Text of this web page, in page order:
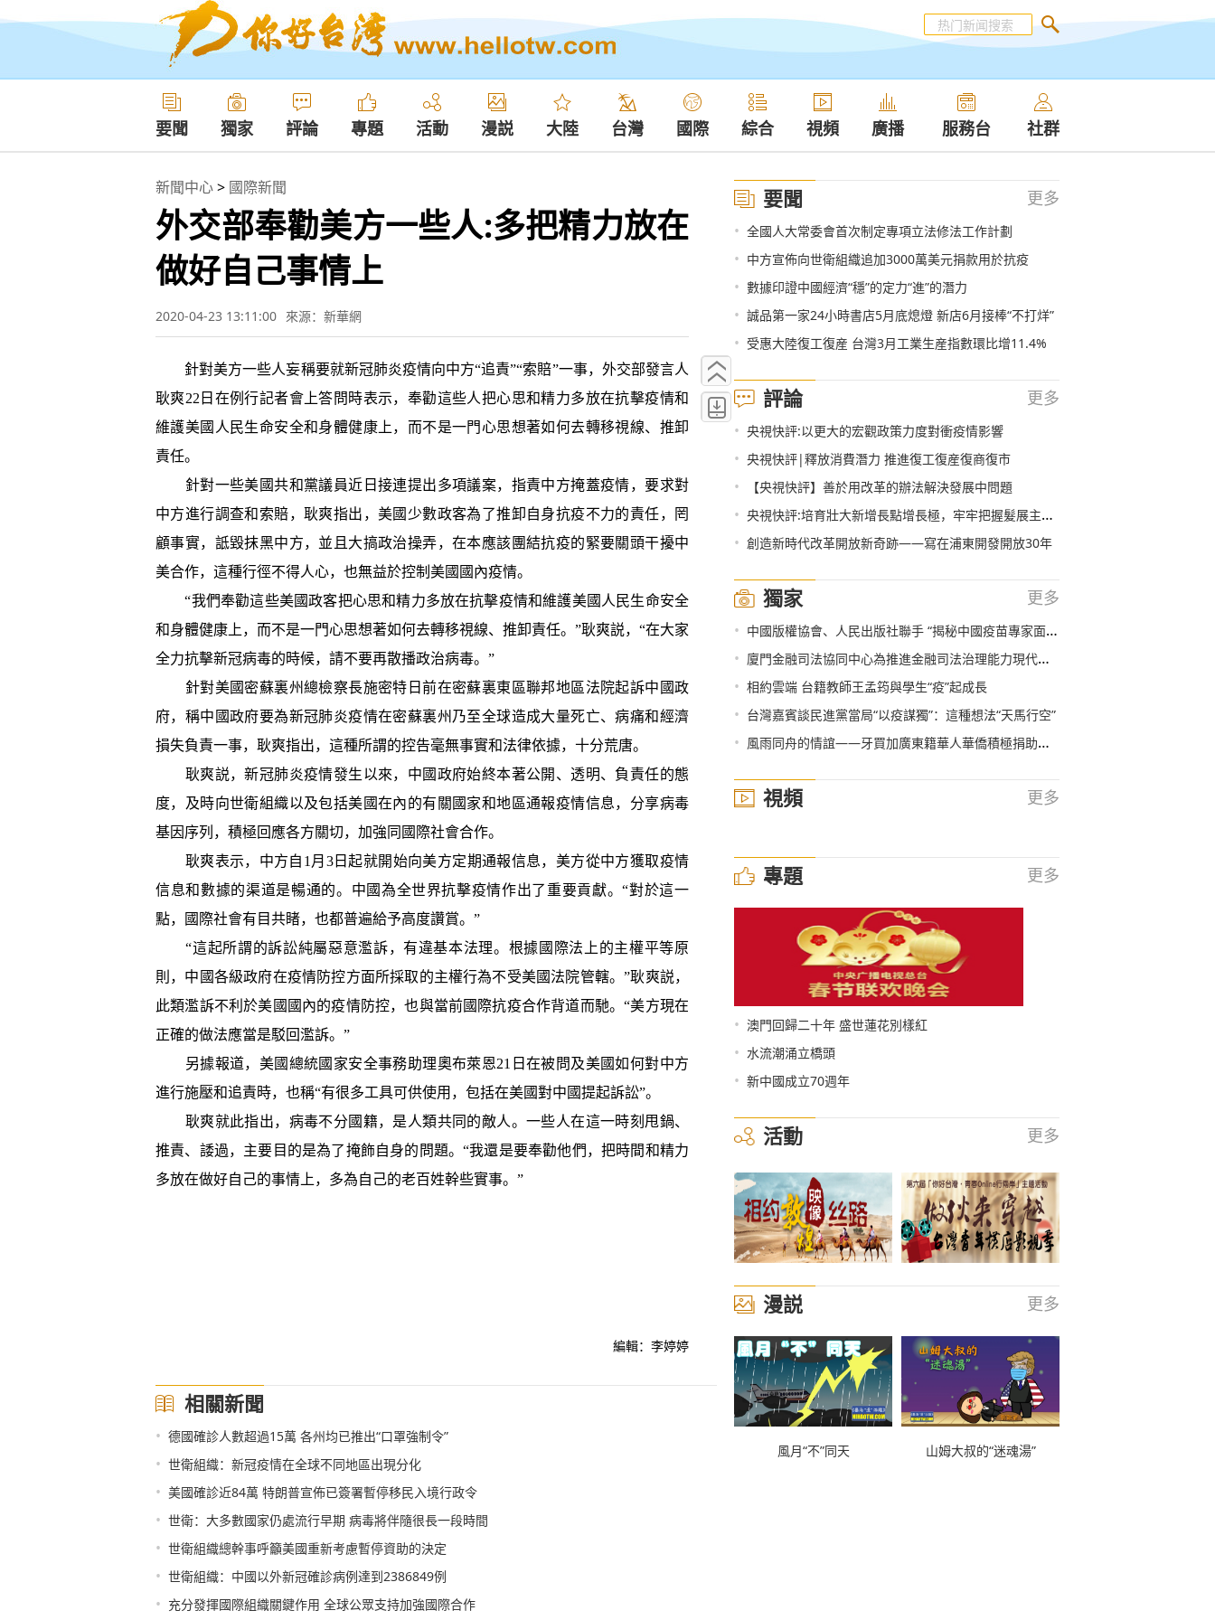
要聞 獨家 評論 專題 活動 漫説 大陸 台灣 國際 綜合 視頻 廣播 服務台 社群
新聞中心> 國際新聞
外交部奉勸美方一些人:多把精力放在
做好自己事情上
2020-04-23 13:11:00 來源：新華網
針對美方一些人妄稱要就新冠肺炎疫情向中方“追責”“索賠”一事，外交部發言人
耿爽22日在例行記者會上答問時表示，奉勸這些人把心思和精力多放在抗擊疫情和
維護美國人民生命安全和身體健康上，而不是一門心思想著如何去轉移視線、推卸
責任。
針對一些美國共和黨議員近日接連提出多項議案，指責中方掩蓋疫情，要求對
中方進行調查和索賠，耿爽指出，美國少數政客為了推卸自身抗疫不力的責任，罔
顧事實，詆毀抹黑中方，並且大搞政治操弄，在本應該團結抗疫的緊要關頭干擾中
美合作，這種行徑不得人心，也無益於控制美國國內疫情。
“我們奉勸這些美國政客把心思和精力多放在抗擊疫情和維護美國人民生命安全
和身體健康上，而不是一門心思想著如何去轉移視線、推卸責任。”耿爽説，“在大家
全力抗擊新冠病毒的時候，請不要再散播政治病毒。”
針對美國密蘇裏州總檢察長施密特日前在密蘇裏東區聯邦地區法院起訴中國政
府，稱中國政府要為新冠肺炎疫情在密蘇裏州乃至全球造成大量死亡、病痛和經濟
損失負責一事，耿爽指出，這種所謂的控告毫無事實和法律依據，十分荒唐。
耿爽説，新冠肺炎疫情發生以來，中國政府始終本著公開、透明、負責任的態
度，及時向世衛組織以及包括美國在內的有關國家和地區通報疫情信息，分享病毒
基因序列，積極回應各方關切，加強同國際社會合作。
耿爽表示，中方自1月3日起就開始向美方定期通報信息，美方從中方獲取疫情
信息和數據的渠道是暢通的。中國為全世界抗擊疫情作出了重要貢獻。“對於這一
點，國際社會有目共睹，也都普遍給予高度讚賞。”
“這起所謂的訴訟純屬惡意濫訴，有違基本法理。根據國際法上的主權平等原
則，中國各級政府在疫情防控方面所採取的主權行為不受美國法院管轄。”耿爽説，
此類濫訴不利於美國國內的疫情防控，也與當前國際抗疫合作背道而馳。“美方現在
正確的做法應當是駁回濫訴。”
另據報道，美國總統國家安全事務助理奧布萊恩21日在被問及美國如何對中方
進行施壓和追責時，也稱“有很多工具可供使用，包括在美國對中國提起訴訟”。
耿爽就此指出，病毒不分國籍，是人類共同的敵人。一些人在這一時刻甩鍋、
推責、諉過，主要目的是為了掩飾自身的問題。“我還是要奉勸他們，把時間和精力
多放在做好自己的事情上，多為自己的老百姓幹些實事。”
編輯：李婷婷
相關新聞
• 德國確診人數超過15萬 各州均已推出“口罩強制令”
• 世衛組織：新冠疫情在全球不同地區出現分化
• 美國確診近84萬 特朗普宣佈已簽署暫停移民入境行政令
• 世衛：大多數國家仍處流行早期 病毒將伴隨很長一段時間
• 世衛組織總幹事呼籲美國重新考慮暫停資助的決定
• 世衛組織：中國以外新冠確診病例達到2386849例
• 充分發揮國際組織關鍵作用 全球公眾支持加強國際合作
要聞 更多
• 全國人大常委會首次制定專項立法修法工作計劃
• 中方宣佈向世衛組織追加3000萬美元捐款用於抗疫
• 數據印證中國經濟“穩”的定力“進”的潛力
• 誠品第一家24小時書店5月底熄燈 新店6月接棒“不打烊”
• 受惠大陸復工復産 台灣3月工業生産指數環比增11.4%
評論 更多
• 央視快評:以更大的宏觀政策力度對衝疫情影響
• 央視快評|釋放消費潛力 推進復工復産復商復市
• 【央視快評】善於用改革的辦法解決發展中問題
• 央視快評:培育壯大新增長點增長極，牢牢把握髮展主動權
• 創造新時代改革開放新奇跡——寫在浦東開發開放30年
獨家 更多
• 中國版權協會、人民出版社聯手 “揭秘中國疫苗專家面對面活動”訪問量達600萬
• 廈門金融司法協同中心為推進金融司法治理能力現代化貢獻經驗
• 相約雲端 台籍教師王孟筠與學生“疫”起成長
• 台灣嘉賓談民進黨當局“以疫謀獨”：這種想法“天馬行空”
• 風雨同舟的情誼——牙買加廣東籍華人華僑積極捐助當地抗疫
視頻 更多
專題 更多
• 澳門回歸二十年 盛世蓮花別樣紅
• 水流潮涌立橋頭
• 新中國成立70週年
活動 更多
漫説 更多
風月“不”同天 山姆大叔的“迷魂湯”